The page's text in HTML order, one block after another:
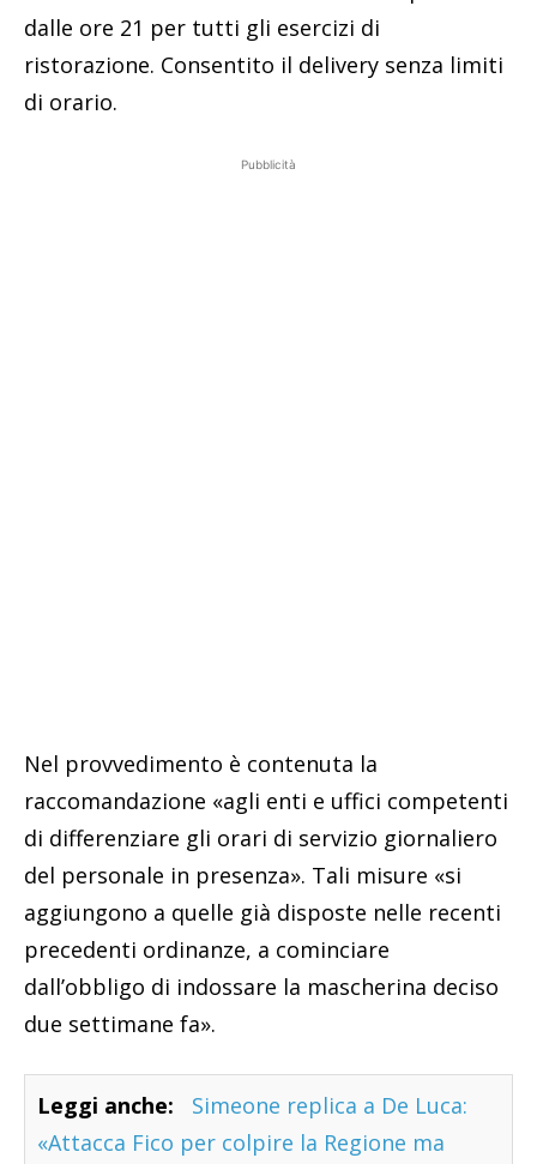
dalle ore 21 per tutti gli esercizi di
ristorazione. Consentito il delivery senza limiti
di orario.
Pubblicità
Nel provvedimento è contenuta la
raccomandazione «agli enti e uffici competenti
di differenziare gli orari di servizio giornaliero
del personale in presenza». Tali misure «si
aggiungono a quelle già disposte nelle recenti
precedenti ordinanze, a cominciare
dall’obbligo di indossare la mascherina deciso
due settimane fa».
Leggi anche:
Simeone replica a De Luca:
«Attacca Fico per colpire la Regione ma